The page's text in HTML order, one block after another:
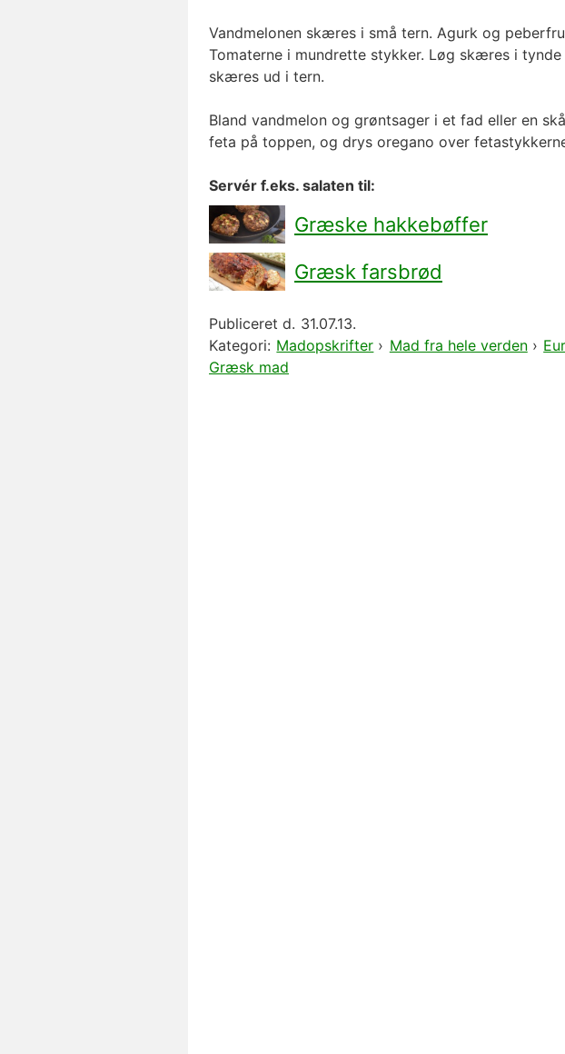
Vandmelonen skæres i små tern. Agurk og
Tomaterne i mundrette stykker. Løg skæres i tynde
skæres ud i tern.
Bland vandmelon og grøntsager i et fad eller en
feta på toppen, og drys oregano over
Servér f.eks. salaten til:
Græske hakkebøffer
Græsk farsbrød
Publiceret d. 31.07.13.
Kategori: Madopskrifter › Mad fra hele verden›
Græsk mad